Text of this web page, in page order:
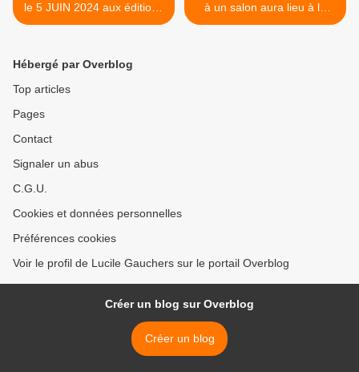
le 5 JUIN 2024 aux éditions
LE LYS BLEU
à un salon aura lieu à la
Voûte-Chilhac (43) >
Hébergé par Overblog
Top articles
Pages
Contact
Signaler un abus
C.G.U.
Cookies et données personnelles
Préférences cookies
Voir le profil de Lucile Gauchers sur le portail Overblog
Créer un blog sur Overblog
Créer un blog